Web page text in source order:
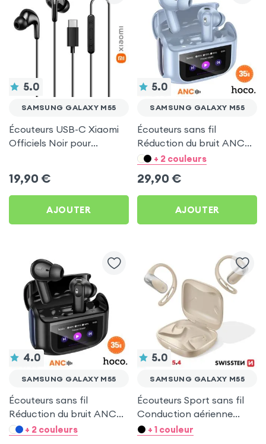
5.0
SAMSUNG GALAXY M55
Écouteurs USB-C Xiaomi
Officiels Noir pour
19,90 €
AJOUTER
5.0
SAMSUNG GALAXY M55
Écouteurs sans fil
Réduction du bruit ANC
ENC - Hoco Bleu pour
+ 2 couleurs
29,90 €
AJOUTER
4.0
SAMSUNG GALAXY M55
Écouteurs sans fil
Réduction du bruit ANC
ENC - Hoco Noir pour
+ 2 couleurs
5.0
SAMSUNG GALAXY M55
Écouteurs Sport sans fil
Conduction aérienne
Swissten Run Beige pour
+ 1 couleur